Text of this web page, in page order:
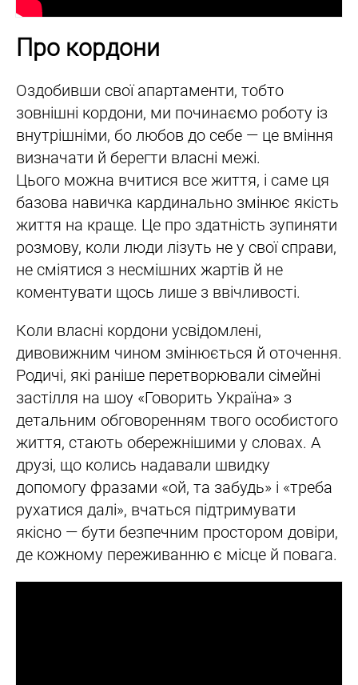
Про кордони
Оздобивши свої апартаменти, тобто
зовнішні кордони, ми починаємо роботу із
внутрішніми, бо любов до себе — це вміння
визначати й берегти власні межі.
Цього можна вчитися все життя, і саме ця
базова навичка кардинально змінює якість
життя на краще. Це про здатність зупиняти
розмову, коли люди лізуть не у свої справи,
не сміятися з несмішних жартів й не
коментувати щось лише з ввічливості.
Коли власні кордони усвідомлені,
дивовижним чином змінюється й оточення.
Родичі, які раніше перетворювали сімейні
застілля на шоу «Говорить Україна» з
детальним обговоренням твого особистого
життя, стають обережнішими у словах. А
друзі, що колись надавали швидку
допомогу фразами «ой, та забудь» і «треба
рухатися далі», вчаться підтримувати
якісно — бути безпечним простором довіри,
де кожному переживанню є місце й повага.